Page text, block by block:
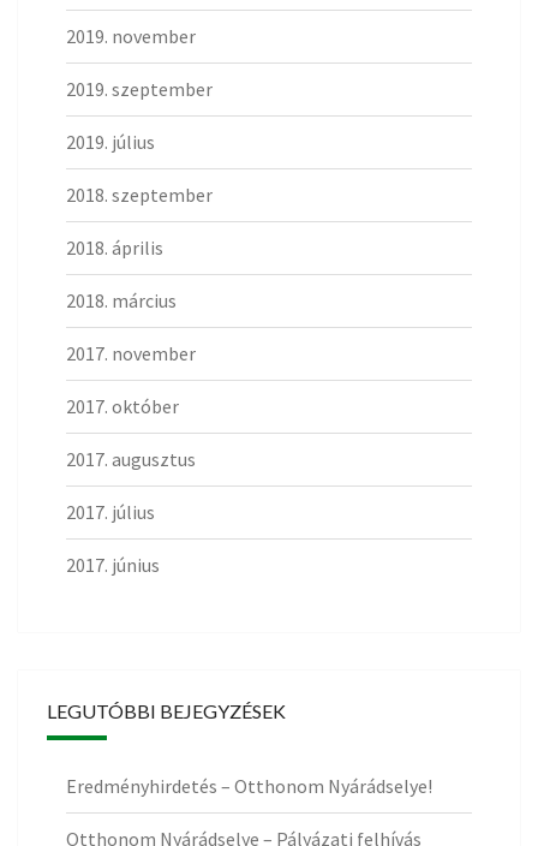
2019. november
2019. szeptember
2019. július
2018. szeptember
2018. április
2018. március
2017. november
2017. október
2017. augusztus
2017. július
2017. június
LEGUTÓBBI BEJEGYZÉSEK
Eredményhirdetés – Otthonom Nyárádselye!
Otthonom Nyárádselye – Pályázati felhívás